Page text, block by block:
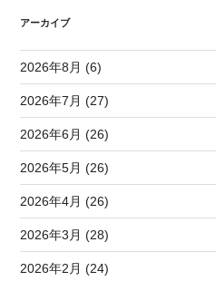
アーカイブ
2026年8月 (6)
2026年7月 (27)
2026年6月 (26)
2026年5月 (26)
2026年4月 (26)
2026年3月 (28)
2026年2月 (24)